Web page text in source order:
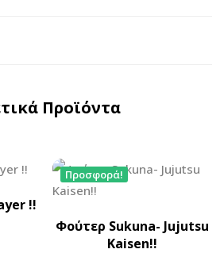
Προϊόντα
!!
Προσφορά!
Φούτερ Sukuna- Jujutsu
Kaisen!!